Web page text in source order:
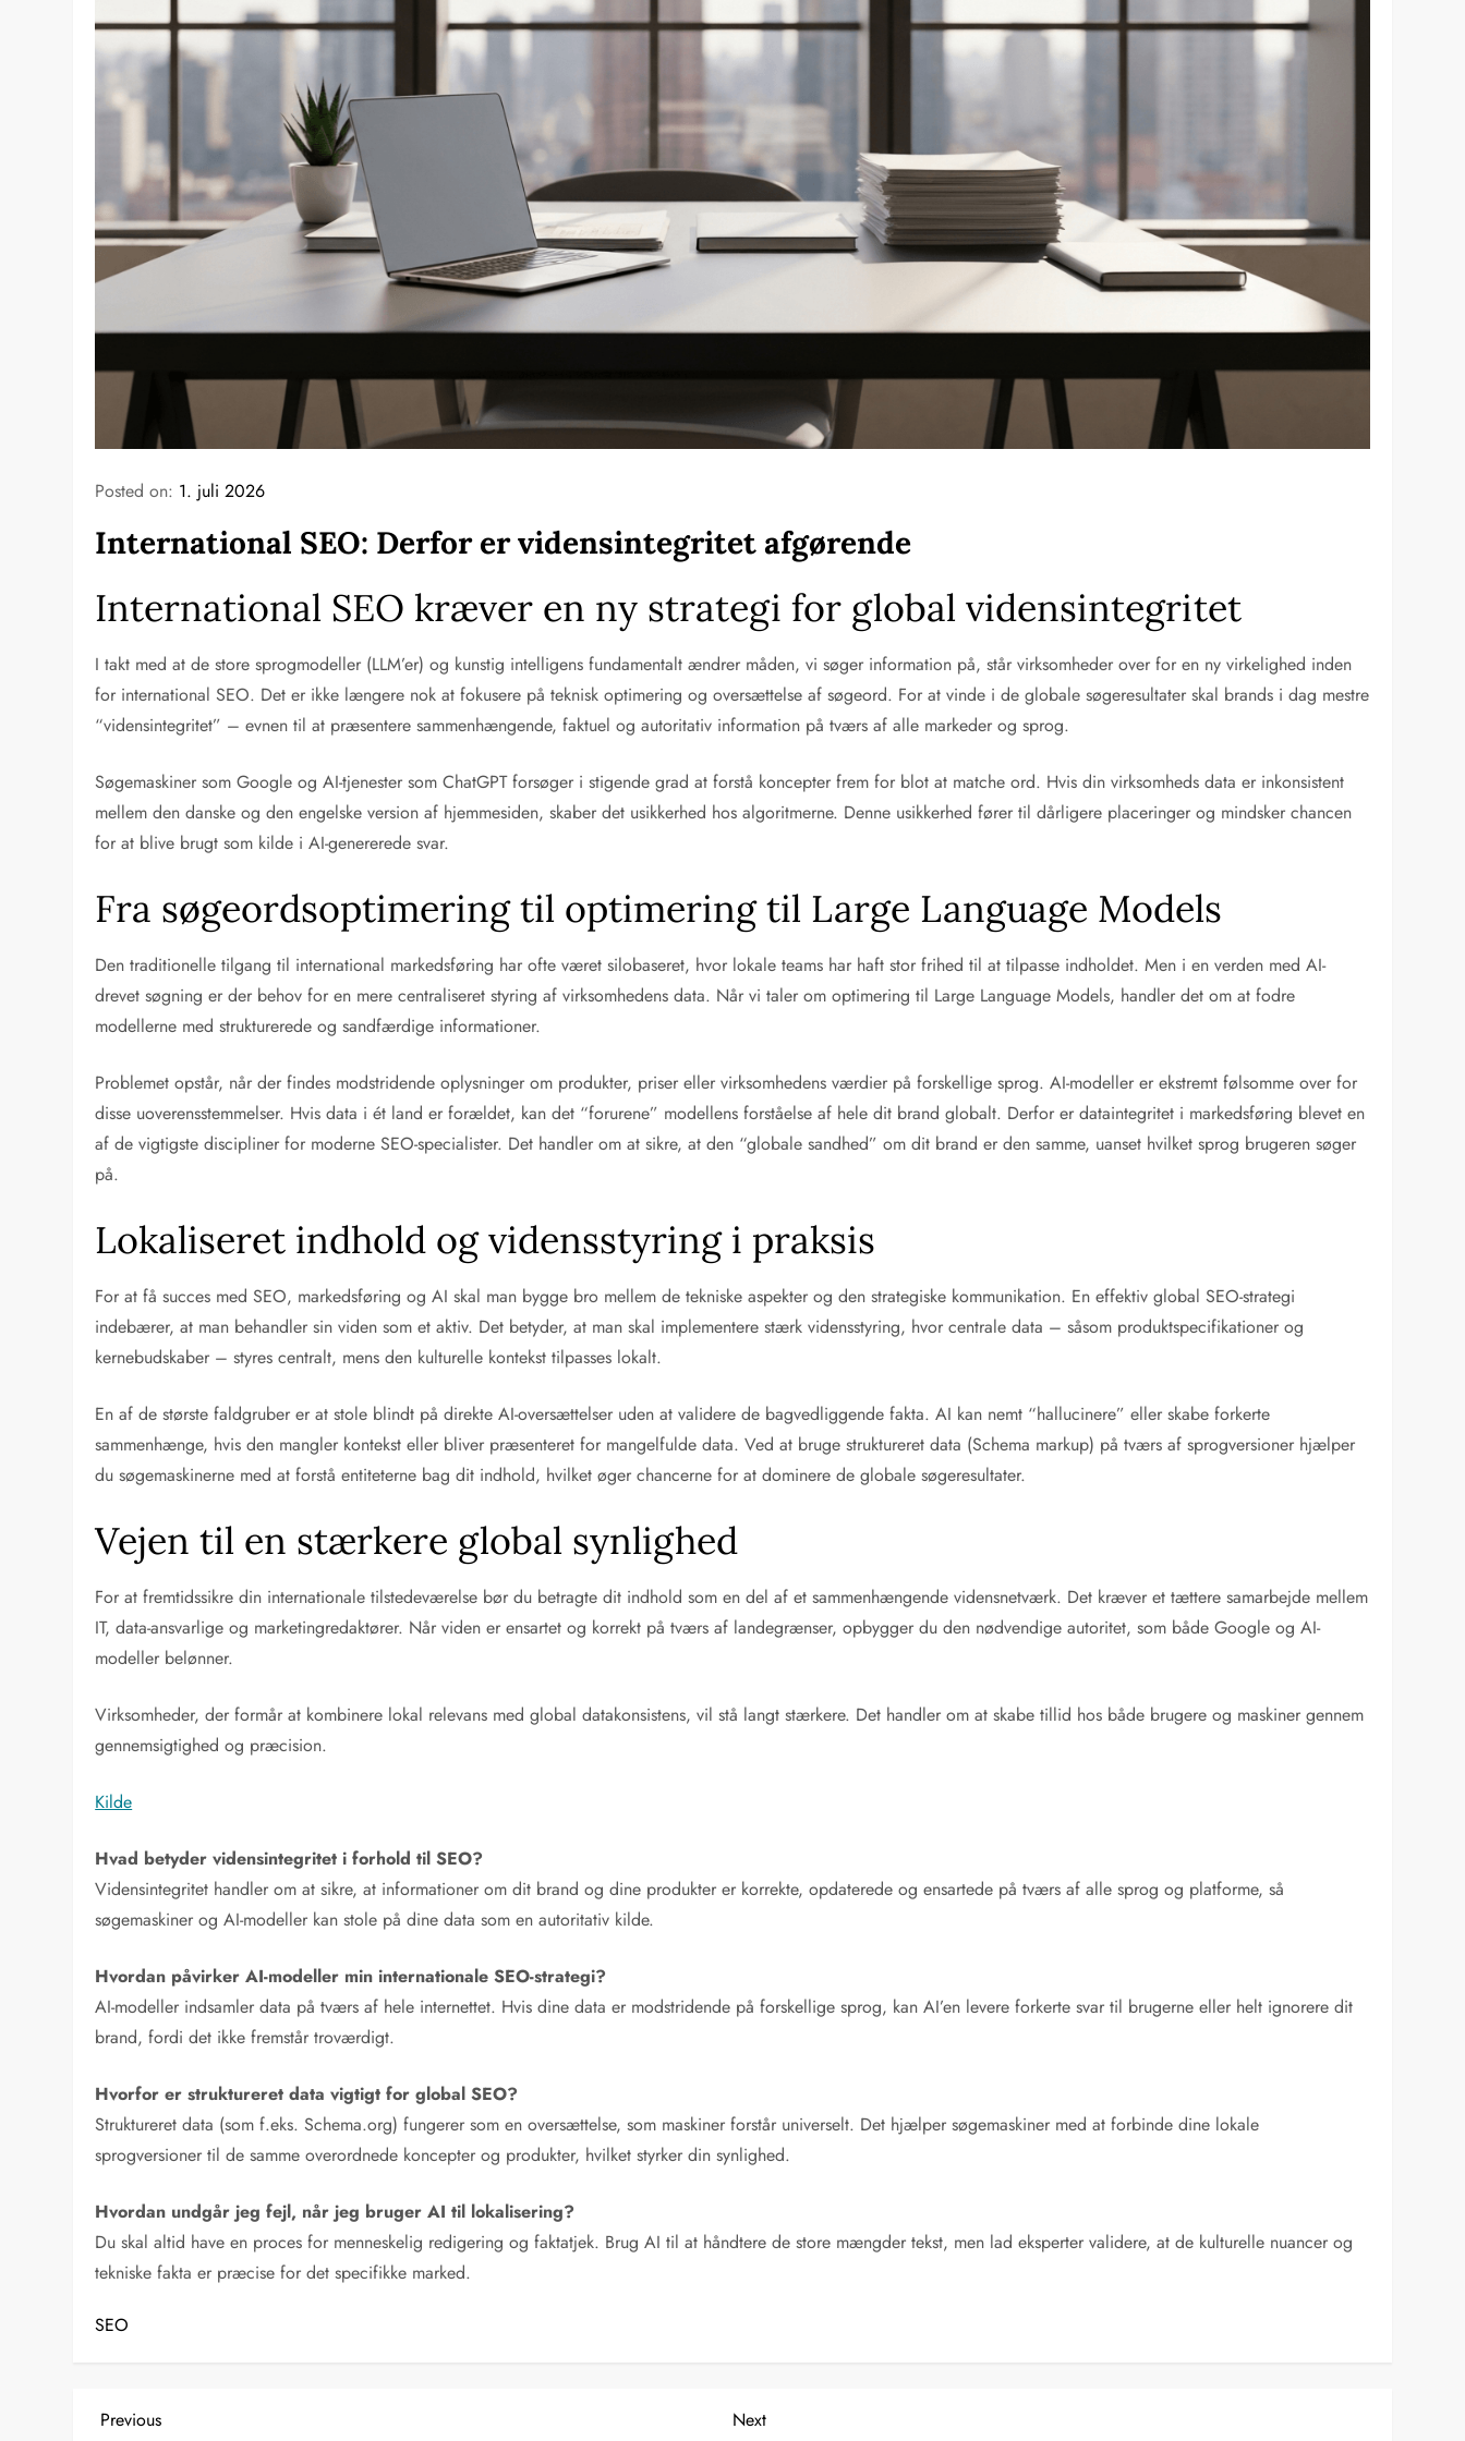
Posted on: 1. juli 2026
International SEO: Derfor er vidensintegritet afgørende
International SEO kræver en ny strategi for global vidensintegritet
I takt med at de store sprogmodeller (LLM’er) og kunstig intelligens fundamentalt ændrer måden, vi søger information på, står virksomheder over for en ny virkelighed inden
for international SEO. Det er ikke længere nok at fokusere på teknisk optimering og oversættelse af søgeord. For at vinde i de globale søgeresultater skal brands i dag mestre
“vidensintegritet” – evnen til at præsentere sammenhængende, faktuel og autoritativ information på tværs af alle markeder og sprog.
Søgemaskiner som Google og AI-tjenester som ChatGPT forsøger i stigende grad at forstå koncepter frem for blot at matche ord. Hvis din virksomheds data er inkonsistent
mellem den danske og den engelske version af hjemmesiden, skaber det usikkerhed hos algoritmerne. Denne usikkerhed fører til dårligere placeringer og mindsker chancen
for at blive brugt som kilde i AI-genererede svar.
Fra søgeordsoptimering til optimering til Large Language Models
Den traditionelle tilgang til international markedsføring har ofte været silobaseret, hvor lokale teams har haft stor frihed til at tilpasse indholdet. Men i en verden med AI-
drevet søgning er der behov for en mere centraliseret styring af virksomhedens data. Når vi taler om optimering til Large Language Models, handler det om at fodre
modellerne med strukturerede og sandfærdige informationer.
Problemet opstår, når der findes modstridende oplysninger om produkter, priser eller virksomhedens værdier på forskellige sprog. AI-modeller er ekstremt følsomme over for
disse uoverensstemmelser. Hvis data i ét land er forældet, kan det “forurene” modellens forståelse af hele dit brand globalt. Derfor er dataintegritet i markedsføring blevet en
af de vigtigste discipliner for moderne SEO-specialister. Det handler om at sikre, at den “globale sandhed” om dit brand er den samme, uanset hvilket sprog brugeren søger
på.
Lokaliseret indhold og vidensstyring i praksis
For at få succes med SEO, markedsføring og AI skal man bygge bro mellem de tekniske aspekter og den strategiske kommunikation. En effektiv global SEO-strategi
indebærer, at man behandler sin viden som et aktiv. Det betyder, at man skal implementere stærk vidensstyring, hvor centrale data – såsom produktspecifikationer og
kernebudskaber – styres centralt, mens den kulturelle kontekst tilpasses lokalt.
En af de største faldgruber er at stole blindt på direkte AI-oversættelser uden at validere de bagvedliggende fakta. AI kan nemt “hallucinere” eller skabe forkerte
sammenhænge, hvis den mangler kontekst eller bliver præsenteret for mangelfulde data. Ved at bruge struktureret data (Schema markup) på tværs af sprogversioner hjælper
du søgemaskinerne med at forstå entiteterne bag dit indhold, hvilket øger chancerne for at dominere de globale søgeresultater.
Vejen til en stærkere global synlighed
For at fremtidssikre din internationale tilstedeværelse bør du betragte dit indhold som en del af et sammenhængende vidensnetværk. Det kræver et tættere samarbejde mellem
IT, data-ansvarlige og marketingredaktører. Når viden er ensartet og korrekt på tværs af landegrænser, opbygger du den nødvendige autoritet, som både Google og AI-
modeller belønner.
Virksomheder, der formår at kombinere lokal relevans med global datakonsistens, vil stå langt stærkere. Det handler om at skabe tillid hos både brugere og maskiner gennem
gennemsigtighed og præcision.
Kilde
Hvad betyder vidensintegritet i forhold til SEO?
Vidensintegritet handler om at sikre, at informationer om dit brand og dine produkter er korrekte, opdaterede og ensartede på tværs af alle sprog og platforme, så
søgemaskiner og AI-modeller kan stole på dine data som en autoritativ kilde.
Hvordan påvirker AI-modeller min internationale SEO-strategi?
AI-modeller indsamler data på tværs af hele internettet. Hvis dine data er modstridende på forskellige sprog, kan AI’en levere forkerte svar til brugerne eller helt ignorere dit
brand, fordi det ikke fremstår troværdigt.
Hvorfor er struktureret data vigtigt for global SEO?
Struktureret data (som f.eks. Schema.org) fungerer som en oversættelse, som maskiner forstår universelt. Det hjælper søgemaskiner med at forbinde dine lokale
sprogversioner til de samme overordnede koncepter og produkter, hvilket styrker din synlighed.
Hvordan undgår jeg fejl, når jeg bruger AI til lokalisering?
Du skal altid have en proces for menneskelig redigering og faktatjek. Brug AI til at håndtere de store mængder tekst, men lad eksperter validere, at de kulturelle nuancer og
tekniske fakta er præcise for det specifikke marked.
SEO
I
Previous
Previous
Next
Next